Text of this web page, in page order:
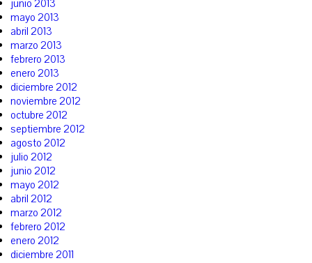
junio 2013
mayo 2013
abril 2013
marzo 2013
febrero 2013
enero 2013
diciembre 2012
noviembre 2012
octubre 2012
septiembre 2012
agosto 2012
julio 2012
junio 2012
mayo 2012
abril 2012
marzo 2012
febrero 2012
enero 2012
diciembre 2011